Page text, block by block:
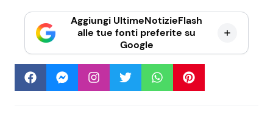
Aggiungi UltimeNotizieFlash
alle tue fonti preferite su
Google